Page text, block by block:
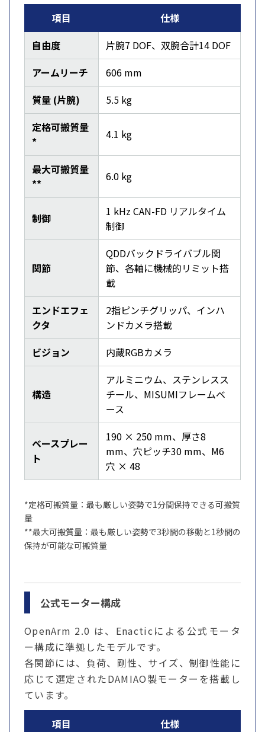
項目
仕様
自由度
片腕7 DOF、双腕合計14 DOF
アームリーチ
606 mm
質量 (片腕)
5.5 kg
定格可搬質量
*
4.1 kg
最大可搬質量
**
6.0 kg
制御
1 kHz CAN-FD リアルタイム
制御
関節
QDDバックドライバブル関
節、各軸に機械的リミット搭
載
エンドエフェ
クタ
2指ピンチグリッパ、インハ
ンドカメラ搭載
ビジョン
内蔵RGBカメラ
構造
アルミニウム、ステンレスス
チール、MISUMIフレームベ
ース
ベースプレー
ト
190 × 250 mm、厚さ8
mm、穴ピッチ30 mm、M6
穴 × 48
*定格可搬質量：最も厳しい姿勢で1分間保持できる可搬質
量
**最大可搬質量：最も厳しい姿勢で3秒間の移動と1秒間の
保持が可能な可搬質量
公式モーター構成
OpenArm 2.0 は、Enacticによる公式モータ
ー構成に準拠したモデルです。
各関節には、負荷、剛性、サイズ、制御性能に
応じて選定されたDAMIAO製モーターを搭載し
ています。
項目
仕様